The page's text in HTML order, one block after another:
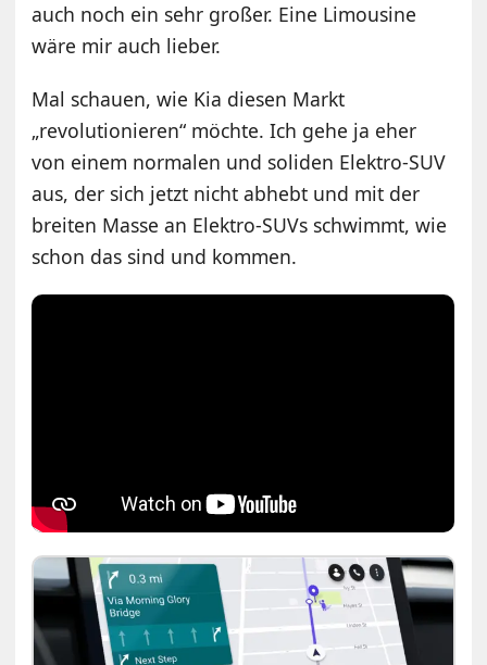
auch noch ein sehr großer. Eine Limousine
wäre mir auch lieber.
Mal schauen, wie Kia diesen Markt
„revolutionieren“ möchte. Ich gehe ja eher
von einem normalen und soliden Elektro-SUV
aus, der sich jetzt nicht abhebt und mit der
breiten Masse an Elektro-SUVs schwimmt, wie
schon das sind und kommen.